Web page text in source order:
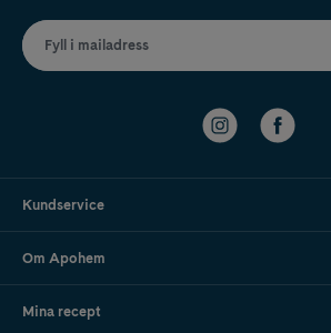
Fyll i mailadress
Kundservice
Om Apohem
Mina recept